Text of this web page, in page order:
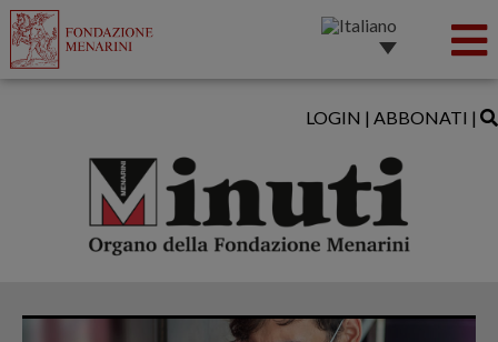
LOGIN | ABBONATI |